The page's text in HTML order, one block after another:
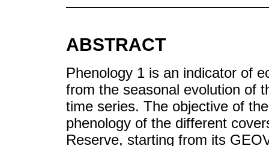
ABSTRACT
Phenology 1 is an indicator of
from the seasonal evolution of
time series. The objective of
phenology of the different
Reserve, starting from its